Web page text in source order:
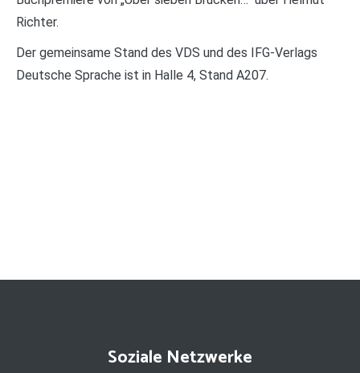
Richter.
Der gemeinsame Stand des VDS und des IFG-Verlags
Deutsche Sprache ist in Halle 4, Stand A207.
Soziale Netzwerke